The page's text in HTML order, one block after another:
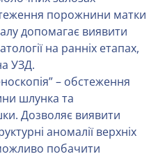
порожнини матки
допомагає виявити
на ранніх етапах,
УЗД.
– обстеження
шлунка та
Дозволяє виявити
аномалії верхніх
побачити